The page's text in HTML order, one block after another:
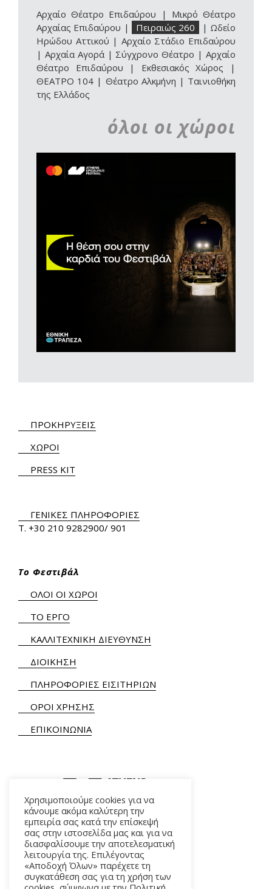
Αρχαίο Θέατρο Επιδαύρου | Μικρό Θέατρο
Αρχαίας Επιδαύρου | Πειραιώς 260 | Ωδείο
Ηρώδου Αττικού | Αρχαίο Στάδιο Επιδαύρου
| Αρχαία Αγορά| Σύγχρονο Θέατρο |Αρχαίο
Θέατρο Επιδαύρου | Εκθεσιακός Χώρος |
ΘΕΑΤΡΟ 104 | Θέατρο Αλκμήνη | Ταινιοθήκη
της Ελλάδος
όλοι οι χώροι
ΠΡΟΚΗΡΥΞΕΙΣ
ΧΩΡΟΙ
PRESS KIT
ΓΕΝΙΚΕΣ ΠΛΗΡΟΦΟΡΙΕΣ
Τ. +30 210 9282900/ 901
Το Φεστιβάλ
ΟΛΟΙ ΟΙ ΧΩΡΟΙ
ΤΟ ΕΡΓΟ
ΚΑΛΛΙΤΕΧΝΙΚΗ ΔΙΕΥΘΥΝΣΗ
ΔΙΟΙΚΗΣΗ
ΠΛΗΡΟΦΟΡΙΕΣ ΕΙΣΙΤΗΡΙΩΝ
ΟΡΟΙ ΧΡΗΣΗΣ
ΕΠΙΚΟΙΝΩΝΙΑ
ΑΛΚΜΗΝΗΣ 5 – 118 54 ΑΘΗΝΑ
Χρησιμοποιούμε cookies για να
κάνουμε ακόμα καλύτερη την
εμπειρία σας κατά την επίσκεψή
σας στην ιστοσελίδα μας και για να
διασφαλίσουμε την αποτελεσματική
λειτουργία της. Επιλέγοντας
«Αποδοχή Όλων» παρέχετε τη
συγκατάθεση σας για τη χρήση των